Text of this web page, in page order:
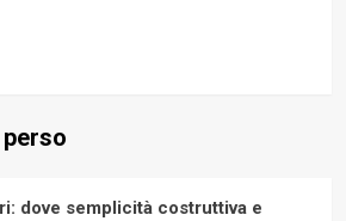
dove semplicità costruttiva e